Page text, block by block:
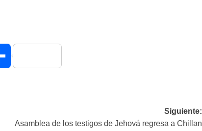
Compartir
Siguiente:
Asamblea de los testigos de Jehová regresa a Chillan